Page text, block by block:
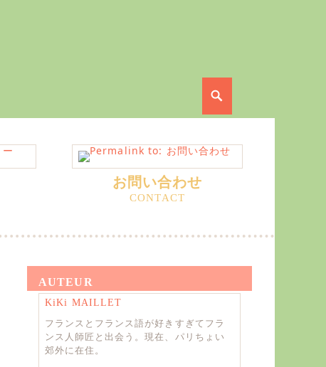
お問い合わせ
AUTEUR
KiKi MAILLET
フランスとフランス語が好きすぎてフラ
ンス人師匠と出会う。現在、パリちょい
郊外に在住。